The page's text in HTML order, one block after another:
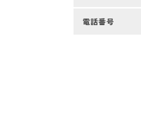
電話番号